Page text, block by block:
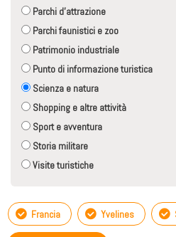
Parchi d'attrazione
Parchi faunistici e zoo
Patrimonio industriale
Punto di informazione turistica
Scienza e natura
Shopping e altre attività
Sport e avventura
Storia militare
Visite turistiche
Francia Yvelines